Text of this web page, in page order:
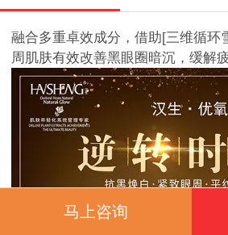
融合多重卓效成分，借助[三维循环
周肌肤有效改善黑眼圈暗沉，缓解
马上咨询